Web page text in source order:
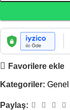
Favorilere ekle
Kategoriler: Genel
Paylaş: